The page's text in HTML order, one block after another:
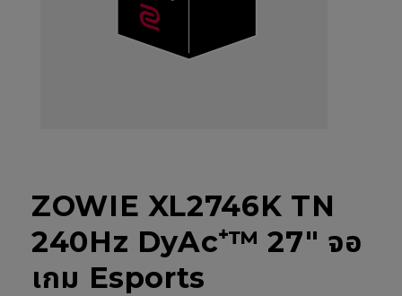
ZOWIE XL2746K TN
240Hz DyAc⁺™ 27" จอ
เกม Esports